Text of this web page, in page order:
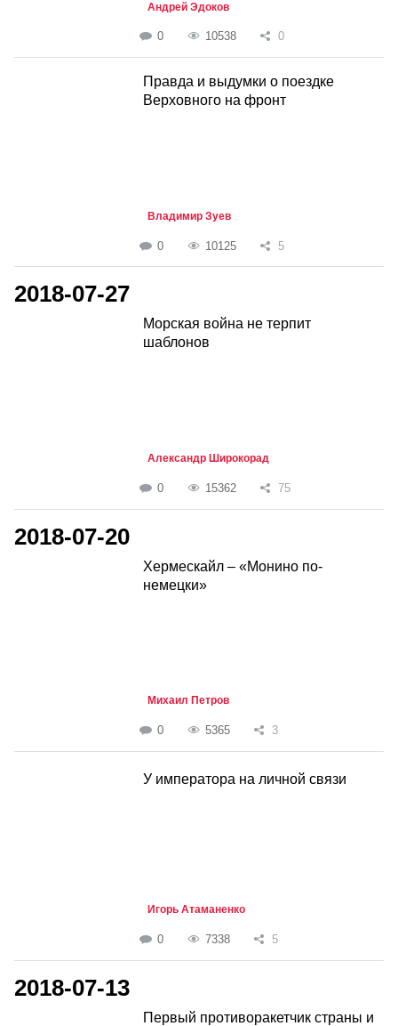
Андрей Эдоков
0 10538 0
Правда и выдумки о поездке
Верховного на фронт
Владимир Зуев
0 10125 5
2018-07-27
Морская война не терпит
шаблонов
Александр Широкорад
0 15362 75
2018-07-20
Хермескайл – «Монино по-
немецки»
Михаил Петров
0 5365 3
У императора на личной связи
Игорь Атаманенко
0 7338 5
2018-07-13
Первый противоракетчик страны и